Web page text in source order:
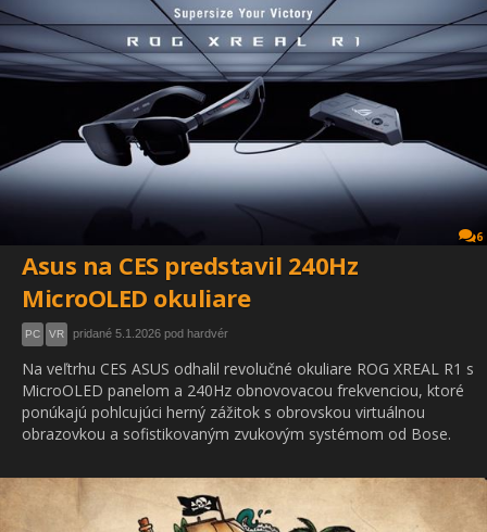
6
Asus na CES predstavil 240Hz
MicroOLED okuliare
PC VR pridané 5.1.2026 pod hardvér
Na veľtrhu CES ASUS odhalil revolučné okuliare ROG XREAL R1 s
MicroOLED panelom a 240Hz obnovovacou frekvenciou, ktoré
ponúkajú pohlcujúci herný zážitok s obrovskou virtuálnou
obrazovkou a sofistikovaným zvukovým systémom od Bose.